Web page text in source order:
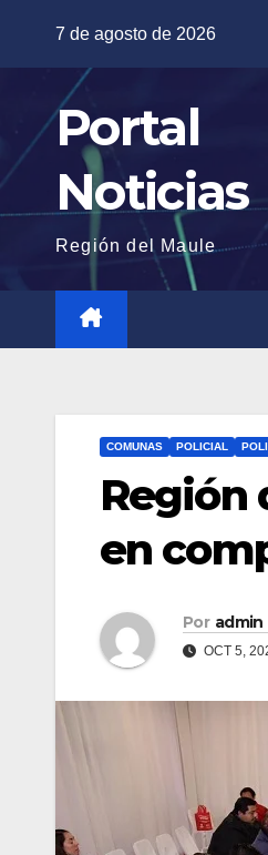
contenido
7 de agosto de 2026
Portal
Noticias
Región del Maule
COMUNAS POLICIAL
Región
en
Por admin
OCT 5,